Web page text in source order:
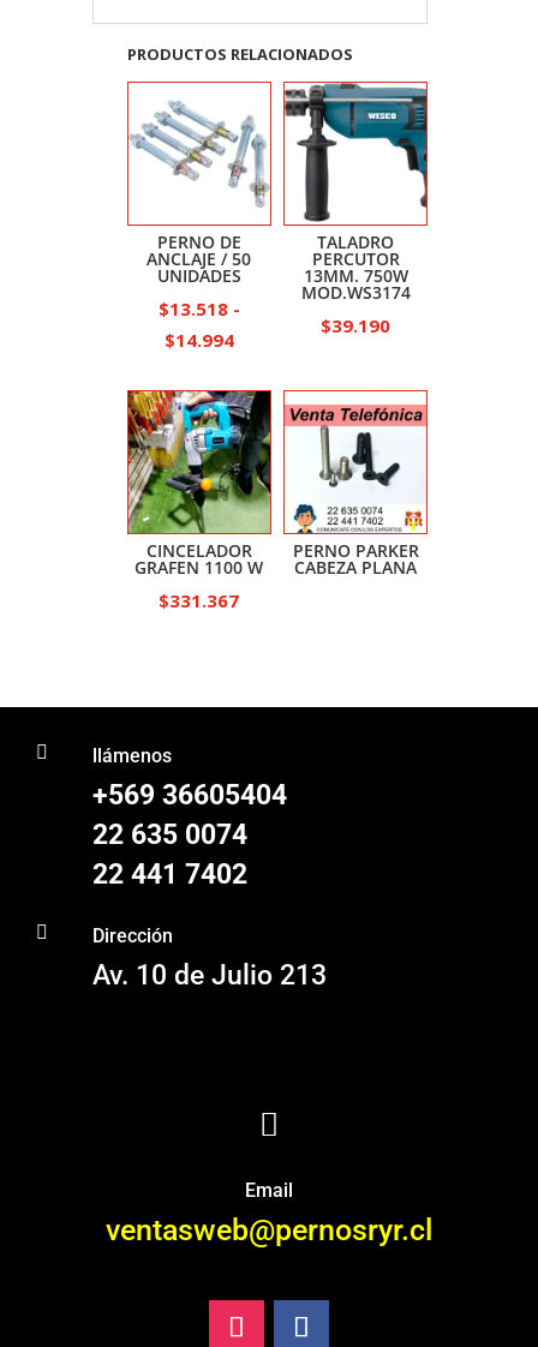
PRODUCTOS RELACIONADOS
PERNO DE
ANCLAJE / 50
UNIDADES
$13.518 -
$14.994Rango
precios:
desde
$13.518
hasta
$14.994
TALADRO
PERCUTOR
13MM. 750W
MOD.WS3174
$39.190
CINCELADOR
GRAFEN 1100 W
$331.367
PERNO PARKER
CABEZA PLANA
 llámenos
+569 36605404
22 635 0074
22 441 7402
 Dirección
Av. 10 de Julio 213

Email
ventasweb@pernosryr.cl